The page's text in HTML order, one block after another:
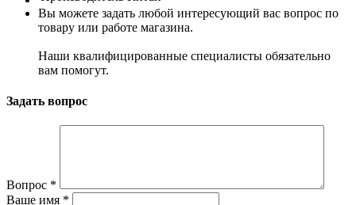
Вы можете задать любой интересующий вас вопрос по
товару или работе магазина.
Наши квалифицированные специалисты обязательно
вам помогут.
Задать вопрос
Вопрос *
Ваше имя *